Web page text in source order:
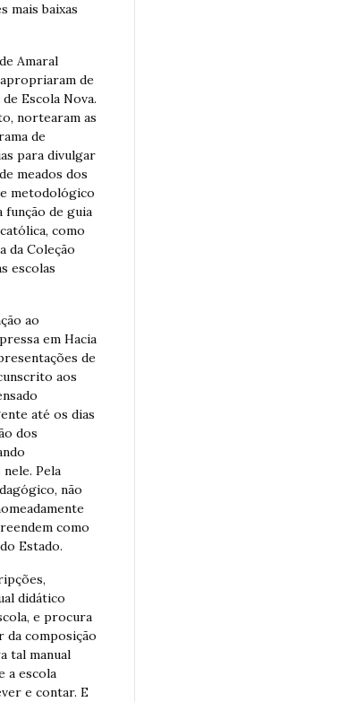
mais baixas
Amaral
de
Escola Nova.
nortearam as
de
para divulgar
meados dos
metodológico
função de guia
como
da Coleção
escolas
ao
em Hacia
de
aos
até os dias
dos
Pela
não
como
Estado.
didático
e procura
composição
tal manual
a escola
e contar. E